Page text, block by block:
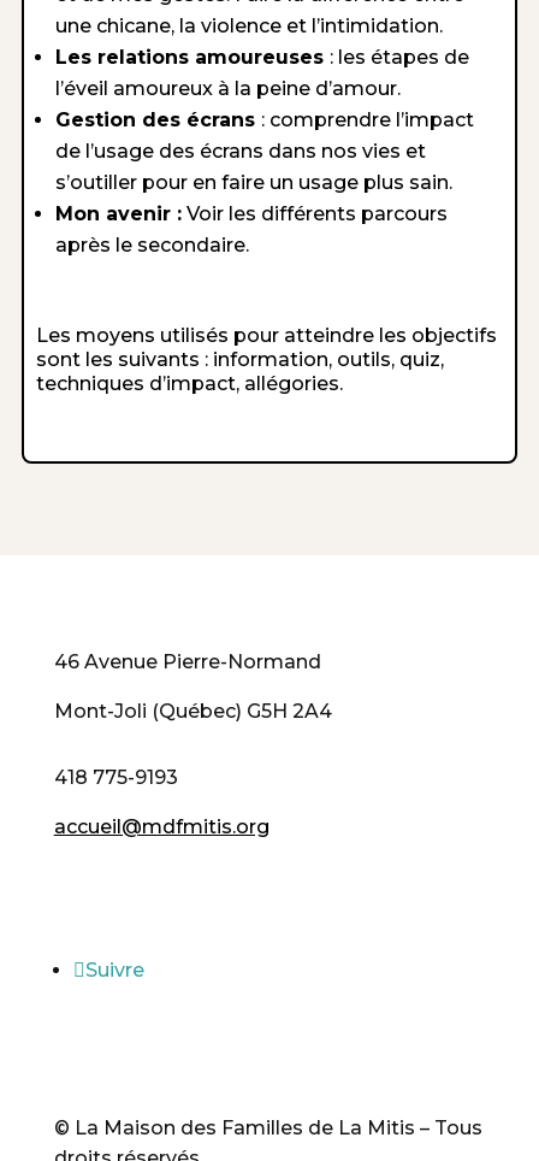
une chicane, la violence et l’intimidation.
Les relations amoureuses : les étapes de
l’éveil amoureux à la peine d’amour.
Gestion des écrans : comprendre l’impact
de l’usage des écrans dans nos vies et
s’outiller pour en faire un usage plus sain.
Mon avenir :Voir les différents parcours
après le secondaire.
Les moyens utilisés pour atteindre les objectifs
sont les suivants : information, outils, quiz,
techniques d’impact, allégories.
46 Avenue Pierre-Normand
Mont-Joli (Québec) G5H 2A4
418 775-9193
accueil@mdfmitis.org
Suivre
© La Maison des Familles de La Mitis – Tous